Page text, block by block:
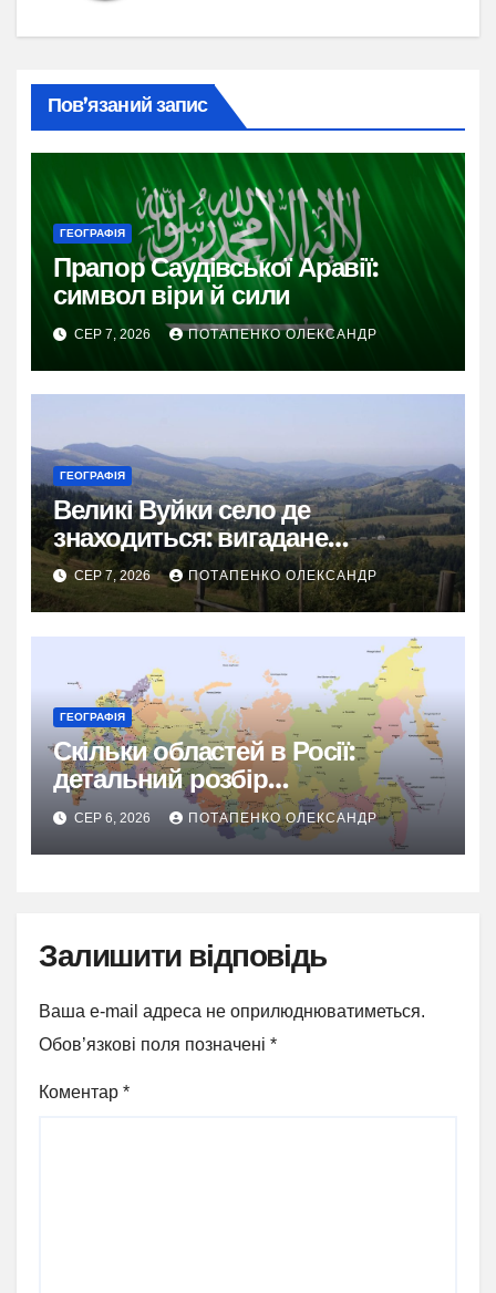
Пов’язаний запис
ГЕОГРАФІЯ
Прапор Саудівської Аравії:
символ віри й сили
СЕР 7, 2026 ПОТАПЕНКО ОЛЕКСАНДР
ГЕОГРАФІЯ
Великі Вуйки село де
знаходиться: вигадане
гуцульське диво Карпат
СЕР 7, 2026 ПОТАПЕНКО ОЛЕКСАНДР
ГЕОГРАФІЯ
Скільки областей в Росії:
детальний розбір
адміністративного поділу
СЕР 6, 2026 ПОТАПЕНКО ОЛЕКСАНДР
Залишити відповідь
Ваша e-mail адреса не оприлюднюватиметься.
Обов’язкові поля позначені *
Коментар *